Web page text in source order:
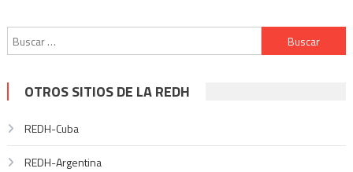
Buscar:
OTROS SITIOS DE LA REDH
REDH-Cuba
REDH-Argentina